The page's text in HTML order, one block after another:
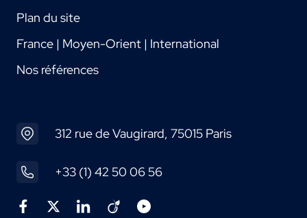
Plan du site
France | Moyen-Orient | International
Nos références
312 rue de Vaugirard, 75015 Paris
+33 (1) 42 50 06 56